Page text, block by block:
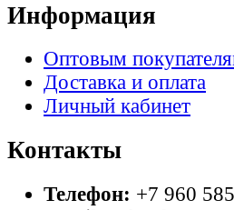
Информация
Оптовым
Доставка и оплата
Личный кабинет
Контакты
Телефон: +7 960